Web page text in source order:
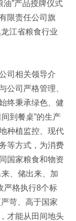
”产品授牌仪式
限责任公司旗
龙江省粮食行业
司相关领导介
公司严格管理、
终秉承绿色、健
到餐桌”的生产
种植监控、现代
等方式，为消费
国家粮食和物资
、储出来、加
严格执行8个标
苛、高于国家
才能从田间地头